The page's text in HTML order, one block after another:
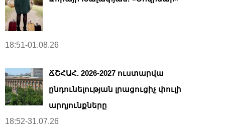
18:51-01.08.26
ՃՇՀԱՀ. 2026-2027 ուստարվա
ընդունելության լրացուցիչ փուլի
արդյունքները
18:52-31.07.26